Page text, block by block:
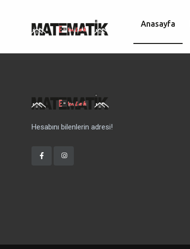
Anasayfa
Hesabını bilenlerin adresi!